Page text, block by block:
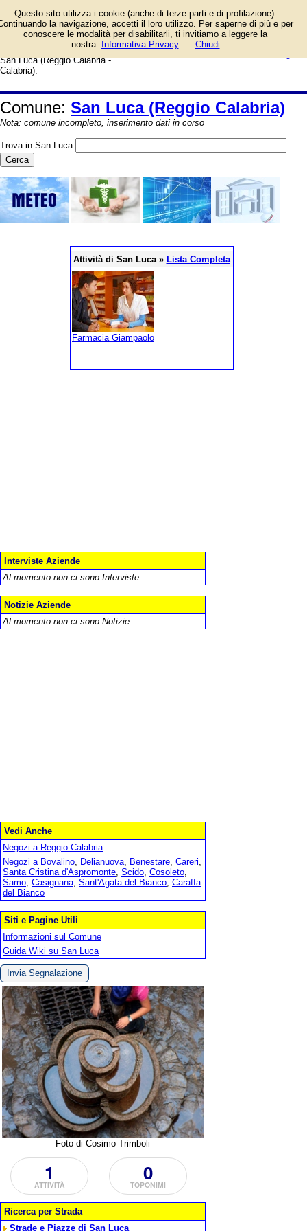
e dei fornitori di servizi e prodotti.
Offerte speciali e notizie di
negozi, aziende, artigiani e
professionisti. Guida web alla città di
San Luca (Reggio Calabria -
Calabria).
Comune: San Luca (Reggio Calabria)
Nota: comune incompleto, inserimento dati in corso
Trova in San Luca:
Attività di San Luca » Lista Completa
Farmacia Giampaolo
Interviste Aziende
Al momento non ci sono Interviste
Notizie Aziende
Al momento non ci sono Notizie
Vedi Anche
Negozi a Reggio Calabria
Negozi a Bovalino, Delianuova, Benestare, Careri,
Santa Cristina d'Aspromonte, Scido, Cosoleto,
Samo, Casignana, Sant'Agata del Bianco, Caraffa
del Bianco
Siti e Pagine Utili
Informazioni sul Comune
Guida Wiki su San Luca
Invia Segnalazione
Foto di Cosimo Trimboli
1
ATTIVITÀ 0
TOPONIMI
Ricerca per Strada
Strade e Piazze di San Luca
Questo sito utilizza i cookie (anche di terze parti e di profilazione).
la navigazione, accetti il loro utilizzo. Per saperne di più e per
conoscere le modalità per disabilitarli, ti invitiamo a leggere la
nostra
Informativa Privacy Chiudi